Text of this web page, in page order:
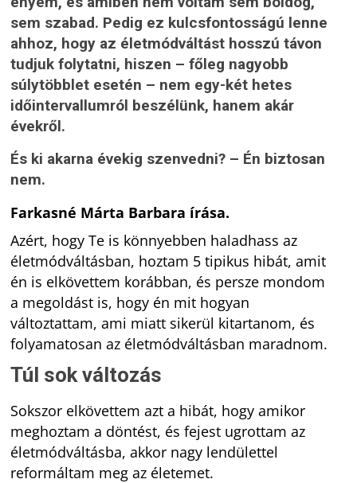
sem szabad. Pedig ez kulcsfontosságú lenne
ahhoz, hogy az életmódváltást hosszú távon
tudjuk folytatni, hiszen – főleg nagyobb
súlytöbblet esetén – nem egy-két hetes
időintervallumról beszélünk, hanem akár
évekről.
És ki akarna évekig szenvedni? – Én biztosan
nem.
Farkasné Márta Barbara írása.
Azért, hogy Te is könnyebben haladhass az
életmódváltásban, hoztam 5 tipikus hibát, amit
én is elkövettem korábban, és persze mondom
a megoldást is, hogy én mit hogyan
változtattam, ami miatt sikerül kitartanom, és
folyamatosan az életmódváltásban maradnom.
Túl sok változás
Sokszor elkövettem azt a hibát, hogy amikor
meghoztam a döntést, és fejest ugrottam az
életmódváltásba, akkor nagy lendülettel
reformáltam meg az életemet.